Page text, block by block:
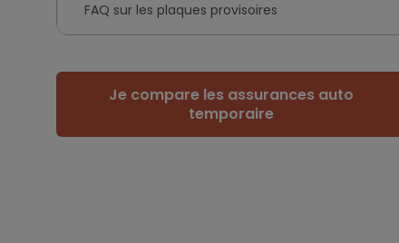
FAQ sur les plaques provisoires
Je compare les assurances auto
temporaire